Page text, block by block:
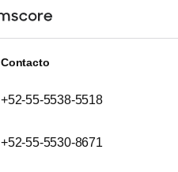
Contacto
+52-55-5538-5518
+52-55-5530-8671